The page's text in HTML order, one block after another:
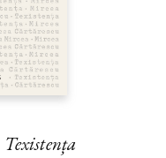
Texistența